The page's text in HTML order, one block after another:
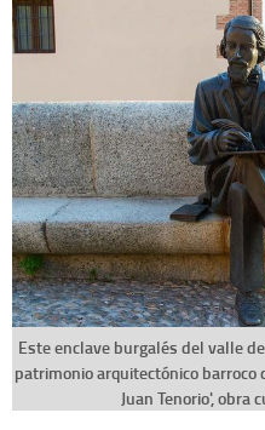
Este enclave burgalés del valle
patrimonio arquitectónico barroco
Juan Tenorio', obra